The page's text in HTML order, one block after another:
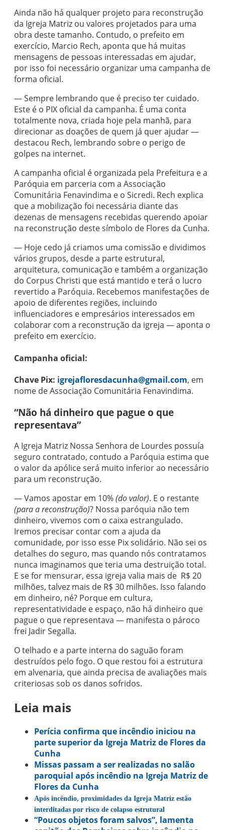
Ainda não há qualquer projeto para reconstrução
da Igreja Matriz ou valores projetados para uma
obra deste tamanho. Contudo, o prefeito em
exercício, Marcio Rech, aponta que há muitas
mensagens de pessoas interessadas em ajudar,
por isso foi necessário organizar uma campanha de
forma oficial.
— Sempre lembrando que é preciso ter cuidado.
Este é o PIX oficial da campanha. É uma conta
totalmente nova, criada hoje pela manhã, para
direcionar as doações de quem já quer ajudar —
destacou Rech, lembrando sobre o perigo de
golpes na internet.
A campanha oficial é organizada pela Prefeitura e a
Paróquia em parceria com a Associação
Comunitária Fenavindima e o Sicredi. Rech explica
que a mobilização foi necessária diante das
dezenas de mensagens recebidas querendo apoiar
na reconstrução deste símbolo de Flores da Cunha.
— Hoje cedo já criamos uma comissão e dividimos
vários grupos, desde a parte estrutural,
arquitetura, comunicação e também a organização
do Corpus Christi que está mantido e terá o lucro
revertido a Paróquia. Recebemos manifestações de
apoio de diferentes regiões, incluindo
influenciadores e empresários interessados em
colaborar com a reconstrução da igreja — aponta o
prefeito em exercício.
Campanha oficial:
Chave Pix: igrejafloresdacunha@gmail.com, em
nome de Associação Comunitária Fenavindima.
“Não há dinheiro que pague o que
representava”
A Igreja Matriz Nossa Senhora de Lourdes possuía
seguro contratado, contudo a Paróquia estima que
o valor da apólice será muito inferior ao necessário
para um reconstrução.
— Vamos apostar em 10%(do valor). E o restante
(para a reconstrução)? Nossa paróquia não tem
dinheiro, vivemos com o caixa estrangulado.
Iremos precisar contar com a ajuda da
comunidade, por isso esse Pix solidário. Não sei os
detalhes do seguro, mas quando nós contratamos
nunca imaginamos que teria uma destruição total.
E se for mensurar, essa igreja valia mais de R$ 20
milhões, talvez mais de R$ 30 milhões. Isso falando
em dinheiro, né? Porque em cultura,
representatividade e espaço, não há dinheiro que
pague o que representava — manifesta o pároco
frei Jadir Segalla.
O telhado e a parte interna do saguão foram
destruídos pelo fogo. O que restou foi a estrutura
em alvenaria, que ainda precisa de avaliações mais
criteriosas sob os danos sofridos.
Leia mais
Perícia confirma que incêndio iniciou na
parte superior da Igreja Matriz de Flores da
Cunha
Missas passam a ser realizadas no salão
paroquial após incêndio na Igreja Matriz de
Flores da Cunha
Após incêndio, proximidades da Igreja Matriz estão
interditadas por risco de colapso estrutural
“Poucos objetos foram salvos”, lamenta